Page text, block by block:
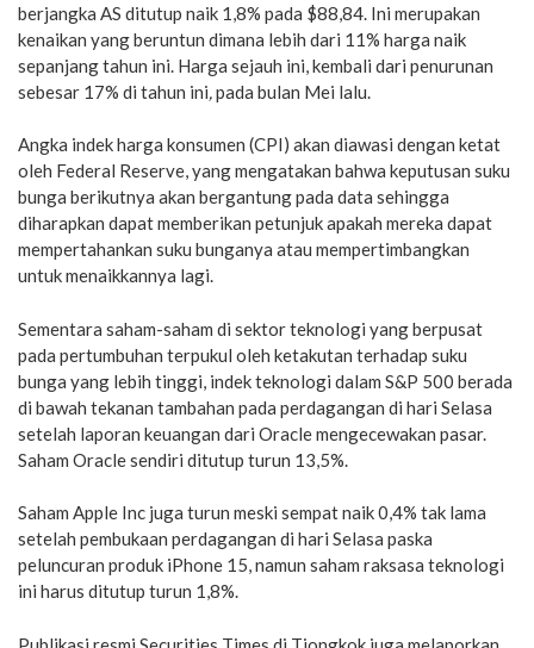
berjangka AS ditutup naik 1,8% pada $88,84. Ini merupakan
kenaikan yang beruntun dimana lebih dari 11% harga naik
sepanjang tahun ini. Harga sejauh ini, kembali dari penurunan
sebesar 17% di tahun ini pada bulan Mei lalu.
Angka indek harga konsumen (CPI) akan diawasi dengan ketat
oleh Federal Reserve, yang mengatakan bahwa keputusan suku
bunga berikutnya akan bergantung pada data sehingga
diharapkan dapat memberikan petunjuk apakah mereka dapat
mempertahankan suku bunganya atau mempertimbangkan
untuk menaikkannya lagi.
Sementara saham-saham di sektor teknologi yang berpusat
pada pertumbuhan terpukul oleh ketakutan terhadap suku
bunga yang lebih tinggi, indek teknologi dalam S&P 500 berada
di bawah tekanan tambahan pada perdagangan di hari Selasa
setelah laporan keuangan dari Oracle mengecewakan pasar.
Saham Oracle sendiri ditutup turun 13,5%.
Saham Apple Inc juga turun meski sempat naik 0,4% tak lama
setelah pembukaan perdagangan di hari Selasa paska
peluncuran produk iPhone 15, namun saham raksasa teknologi
ini harus ditutup turun 1,8%.